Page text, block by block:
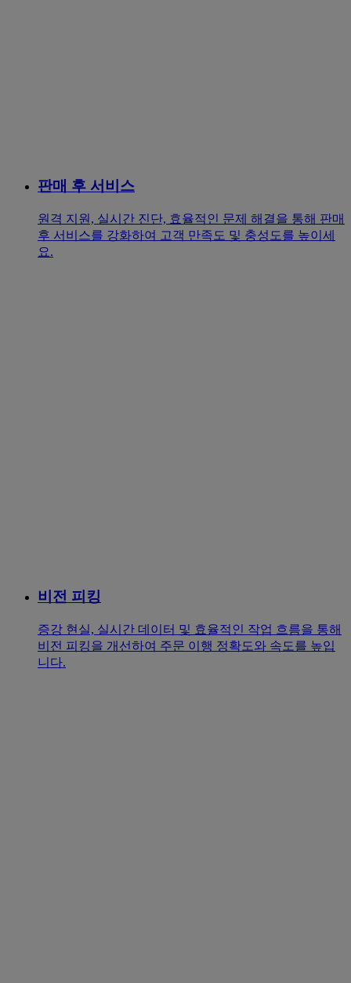
판매 후 서비스
원격 지원, 실시간 진단, 효율적인 문제 해결을 통해 판매
후 서비스를 강화하여 고객 만족도 및 충성도를 높이세
요.
비전 피킹
증강 현실, 실시간 데이터 및 효율적인 작업 흐름을 통해
비전 피킹을 개선하여 주문 이행 정확도와 속도를 높입
니다.